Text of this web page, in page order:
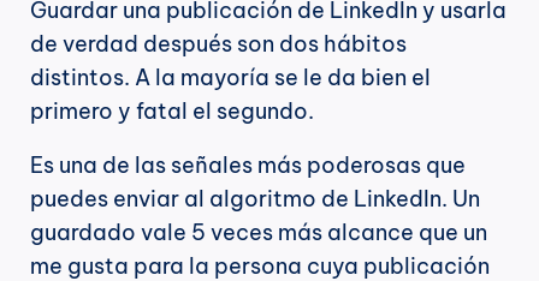
Guardar una publicación de LinkedIn y usarla
de verdad después son dos hábitos
distintos. A la mayoría se le da bien el
primero y fatal el segundo.
Es una de las señales más poderosas que
puedes enviar al algoritmo de LinkedIn. Un
guardado vale 5 veces más alcance que un
me gusta para la persona cuya publicación